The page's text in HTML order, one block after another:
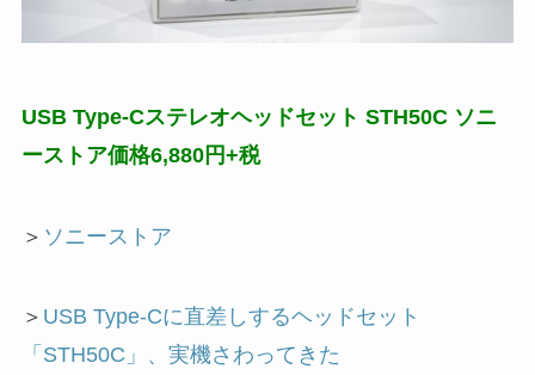
USB Type-Cステレオヘッドセット STH50C ソニ
ーストア価格6,880円+税
＞ ソニーストア
＞ USB Type-Cに直差しするヘッドセット
「STH50C」、実機さわってきた